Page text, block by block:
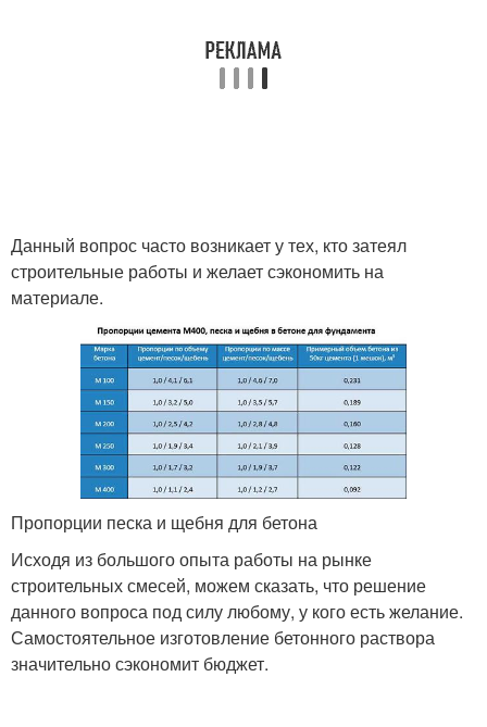
Данный вопрос часто возникает у тех, кто затеял
строительные работы и желает сэкономить на
материале.
Пропорции песка и щебня для бетона
Исходя из большого опыта работы на рынке
строительных смесей, можем сказать, что решение
данного вопроса под силу любому, у кого есть желание.
Самостоятельное изготовление бетонного раствора
значительно сэкономит бюджет.